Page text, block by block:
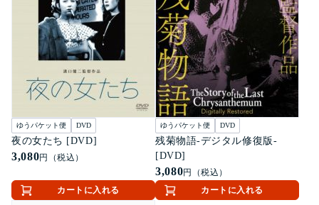
ゆうパケット便 DVD
夜の女たち [DVD]
3,080円（税込）
カートに入れる
ゆうパケット便 DVD
残菊物語-デジタル修復版-
[DVD]
3,080円（税込）
カートに入れる